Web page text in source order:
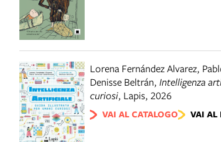
Lorena Fernández Alvarez,
Denisse Beltrán, Intelligenza
curiosi, Lapis, 2026
VAI AL CATALOGO VAI AL